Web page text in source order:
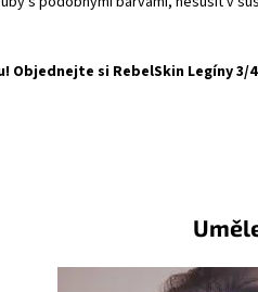
si RebelSkin Legíny
-